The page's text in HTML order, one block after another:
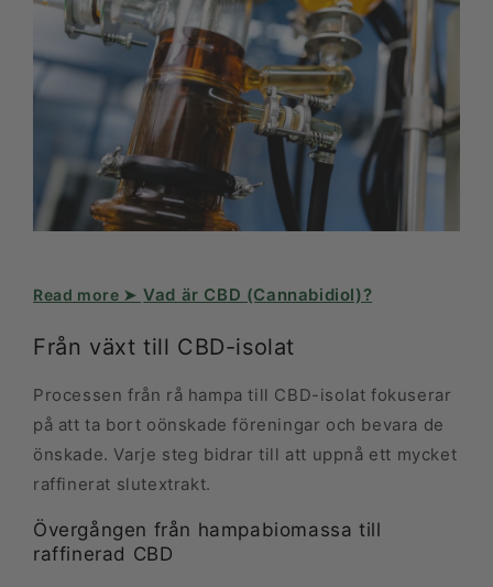
Vad är CBD (Cannabidiol)?
Från växt till CBD-isolat
Processen från rå hampa till CBD-isolat fokuserar
på att ta bort oönskade föreningar och bevara de
önskade. Varje steg bidrar till att uppnå ett mycket
raffinerat slutextrakt.
Övergången från hampabio­massa till
raffinerad CBD